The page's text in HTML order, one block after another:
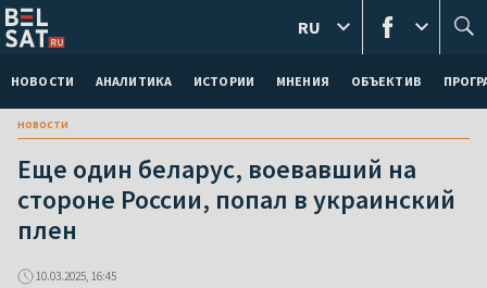
НОВОСТИ АНАЛИТИКА ИСТОРИИ МНЕНИЯ ОБЪЕКТИВ
RU
новости
Еще один беларус, воевавший на
стороне России, попал в украинский
плен
10.03.2025, 16:45